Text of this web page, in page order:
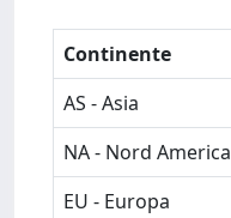
Continente
AS - Asia
NA - Nord America
EU - Europa